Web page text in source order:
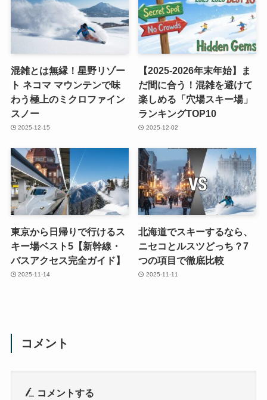
混雑とは無縁！星野リゾー
ト ネコマ マウンテンで味
わう極上のミクロファイン
スノー
2025-12-15
【2025-2026年末年始】ま
だ間に合う！混雑を避けて
楽しめる「穴場スキー場」
ランキングTOP10
2025-12-02
東京から日帰りで行けるス
キー場ベスト5【新幹線・
バスアクセス完全ガイド】
2025-11-14
北海道でスキーするなら、
ニセコとルスツどっち？7
つの項目で徹底比較
2025-11-11
コメント
コメントする